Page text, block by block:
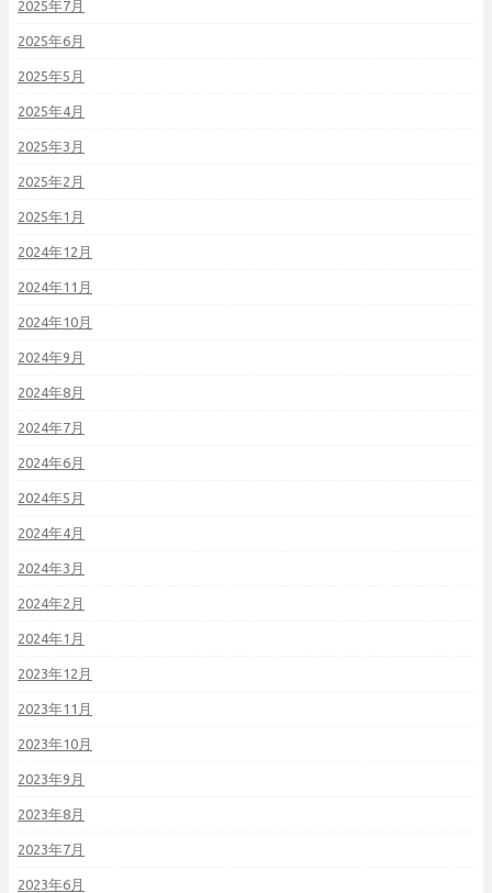
2025年7月
2025年6月
2025年5月
2025年4月
2025年3月
2025年2月
2025年1月
2024年12月
2024年11月
2024年10月
2024年9月
2024年8月
2024年7月
2024年6月
2024年5月
2024年4月
2024年3月
2024年2月
2024年1月
2023年12月
2023年11月
2023年10月
2023年9月
2023年8月
2023年7月
2023年6月